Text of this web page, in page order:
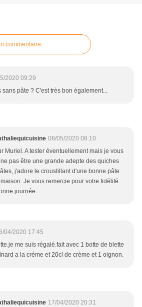
commentaire
2020 09:29
sans pâte ? C'est très bon également...
08/05/2020 08:10
Muriel. A tester éventuellement mais je vous
pas être une grande adepte des quiches
j'adore le croustillant d'une bonne pâte
Je vous remercie pour votre fidélité.
journée.
04/2020 17:45
me suis régalé.fait avec 1 botte de blette
a la crème et 20cl de crème et 1 oignon.
17/04/2020 20:31